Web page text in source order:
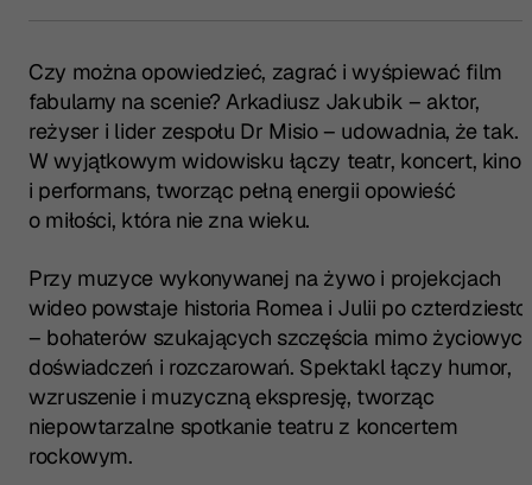
Czy można opowiedzieć, zagrać i wyśpiewać film
fabularny na scenie? Arkadiusz Jakubik – aktor,
reżyser i lider zespołu Dr Misio – udowadnia, że tak.
W wyjątkowym widowisku łączy teatr, koncert, kino
i performans, tworząc pełną energii opowieść
o miłości, która nie zna wieku.
Przy muzyce wykonywanej na żywo i projekcjach
wideo powstaje historia Romea i Julii po
– bohaterów szukających szczęścia mimo
doświadczeń i rozczarowań. Spektakl łączy humor,
wzruszenie i muzyczną ekspresję, tworząc
niepowtarzalne spotkanie teatru z koncertem
rockowym.